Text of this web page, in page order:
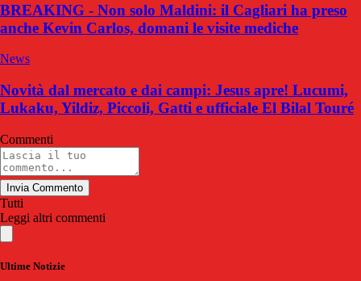
BREAKING - Non solo Maldini: il Cagliari ha preso
anche Kevin Carlos, domani le visite mediche
News
Novità dal mercato e dai campi: Jesus apre! Lucumi,
Lukaku, Yildiz, Piccoli, Gatti e ufficiale El Bilal Touré
Commenti
Invia Commento
Tutti
Leggi altri commenti
Ultime Notizie